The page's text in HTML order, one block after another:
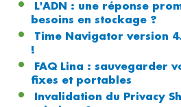
L'ADN : une réponse
besoins en stockage ?
Time Navigator version
!
FAQ Lina : sauvegarder
fixes et portables
Invalidation du Privacy